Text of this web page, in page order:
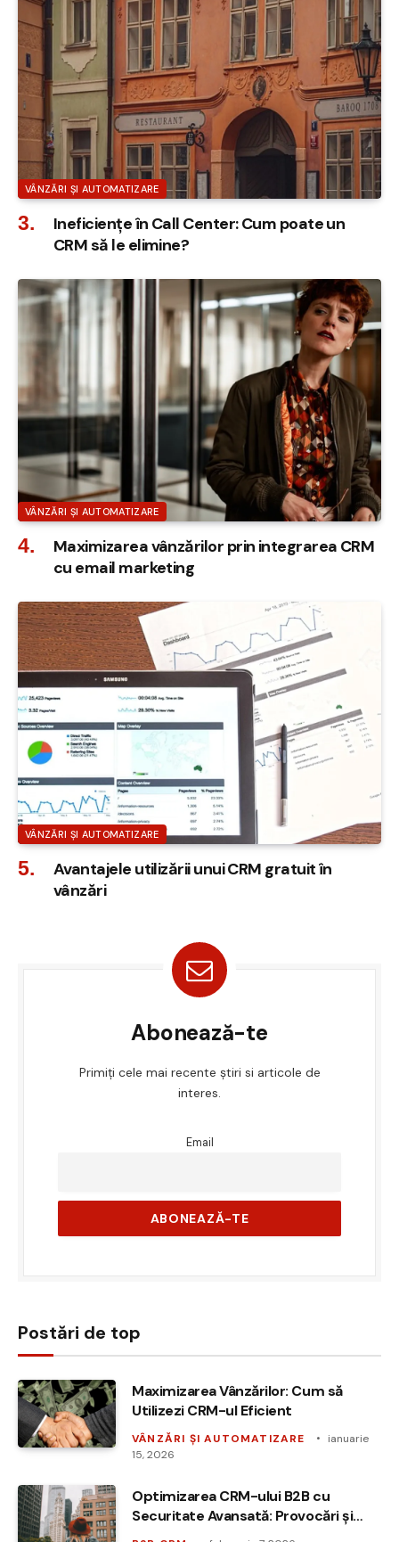
VÂNZĂRI ȘI AUTOMATIZARE
Ineficiențe în Call Center: Cum poate un
CRM să le elimine?
VÂNZĂRI ȘI AUTOMATIZARE
Maximizarea vânzărilor prin integrarea CRM
cu email marketing
VÂNZĂRI ȘI AUTOMATIZARE
Avantajele utilizării unui CRM gratuit în
vânzări
Abonează-te
Primiți cele mai recente știri si articole de
interes.
Email
Postări de top
Maximizarea Vânzărilor: Cum să
Utilizezi CRM-ul Eficient
VÂNZĂRI ȘI AUTOMATIZARE
ianuarie
15, 2026
Optimizarea CRM-ului B2B cu
Securitate Avansată: Provocări și